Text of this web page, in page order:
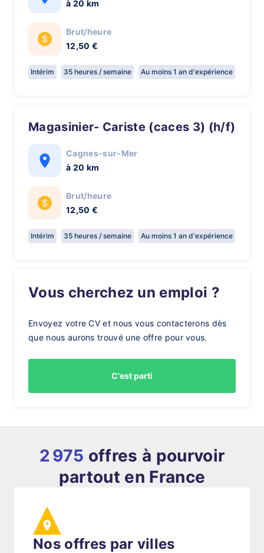
à 20 km
Brut/heure
12,50 €
Intérim 35 heures / semaine Au moins 1 an d'expérience
Magasinier- Cariste (caces 3) (h/f)
Cagnes-sur-Mer
à 20 km
Brut/heure
12,50 €
Intérim 35 heures / semaine Au moins 1 an d'expérience
Vous cherchez un emploi ?
Envoyez votre CV et nous vous contacterons dès
que nous aurons trouvé une offre pour vous.
C'est parti
2 975 offres à pourvoir
partout en France
Nos offres par villes